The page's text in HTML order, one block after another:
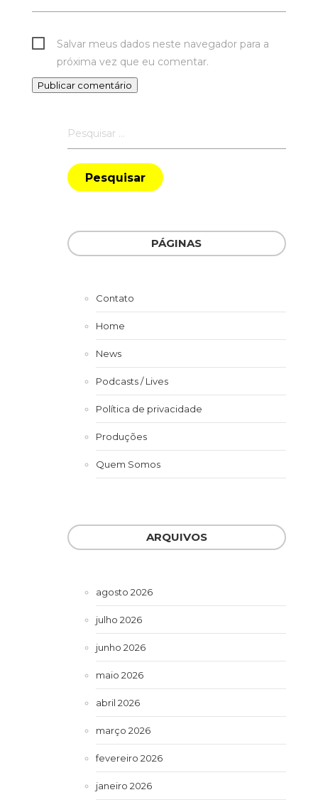
Salvar meus dados neste navegador para a
próxima vez que eu comentar.
por:
PÁGINAS
Contato
Home
News
Podcasts / Lives
Política de privacidade
Produções
Quem Somos
ARQUIVOS
agosto 2026
julho 2026
junho 2026
maio 2026
abril 2026
março 2026
fevereiro 2026
janeiro 2026